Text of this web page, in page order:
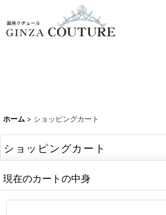
ホーム > ショッピングカート
ショッピングカート
現在のカートの中身